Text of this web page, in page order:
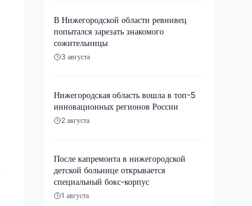
В Нижегородской области ревнивец
попытался зарезать знакомого
сожительницы
3 августа
Нижегородская область вошла в топ-5
инновационных регионов России
2 августа
После капремонта в нижегородской
детской больнице открывается
специальный бокс-корпус
1 августа